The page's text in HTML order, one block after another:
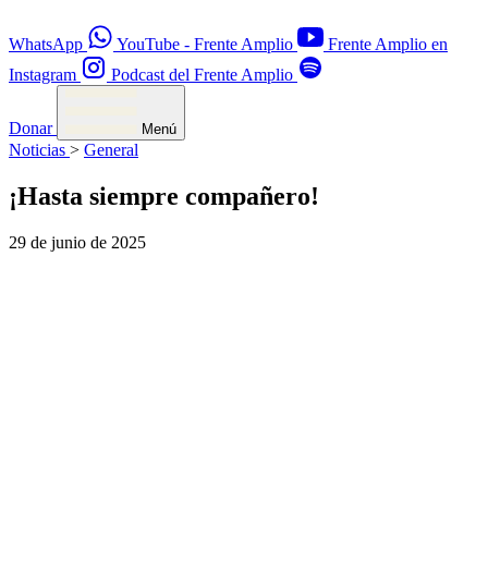
WhatsApp YouTube - Frente Amplio
Frente Amplio en
Instagram
Podcast del Frente Amplio
Donar Menú
Noticias > General
¡Hasta siempre compañero!
29 de junio de 2025